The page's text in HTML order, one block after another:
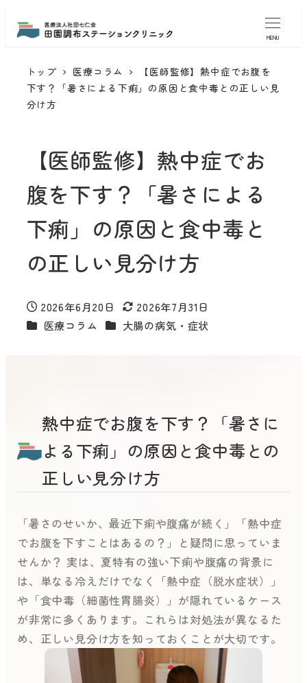
MENU
トップ 医療コラム
【医師監修】熱中症でお腹を
下す？「暑さによる下痢」の原因と食中毒との正しい見
分け方
【医師監修】熱中症でお
腹を下す？「暑さによる
下痢」の原因と食中毒と
の正しい見分け方
投稿日
2026年6月20日
更新日
2026年7月31日
カテゴリー
医療コラム カテゴリー
大腸の病気・症状
熱中症でお腹を下す？「暑さに
よる下痢」の原因と食中毒との
正しい見分け方
「暑さのせいか、最近下痢や腹痛が続く」「熱中症
でお腹を下すことはあるの？」と疑問に思っていま
せんか？ 実は、夏特有の強い下痢や腹痛の背景に
は、単なる冷えだけでなく「熱中症（脱水症状）」
や 「食中毒（細菌性胃腸炎）」が隠れているケース
が非常に多くあります。これらは対処法が異なるた
め、正しい見分け方を知っておくことが大切です。